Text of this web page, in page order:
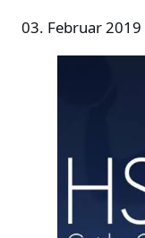
03. Februar 2019